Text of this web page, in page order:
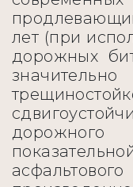
лет (при
дорожных
дорожного